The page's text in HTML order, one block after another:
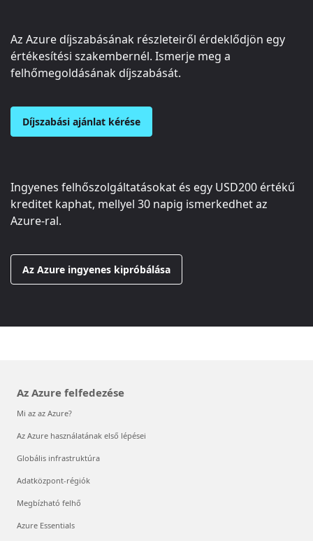
Az Azure díjszabásának részleteiről érdeklődjön egy
értékesítési szakembernél. Ismerje meg a
felhőmegoldásának díjszabását.
Díjszabási ajánlat kérése
Ingyenes felhőszolgáltatásokat és egy USD200 értékű
kreditet kaphat, mellyel 30 napig ismerkedhet az
Azure-ral.
Az Azure ingyenes kipróbálása
Az Azure felfedezése
Mi az az Azure?
Az Azure használatának első lépései
Globális infrastruktúra
Adatközpont-régiók
Megbízható felhő
Azure Essentials